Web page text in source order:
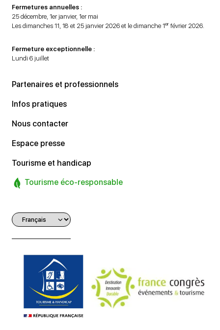
Fermetures annuelles :
25 décembre, 1er janvier, 1er mai
Les dimanches 11, 18 et 25 janvier 2026 et le dimanche 1er février 2026.
Fermeture exceptionnelle :
Lundi 6 juillet
Partenaires et professionnels
Infos pratiques
Nous contacter
Espace presse
Tourisme et handicap
Tourisme éco-responsable